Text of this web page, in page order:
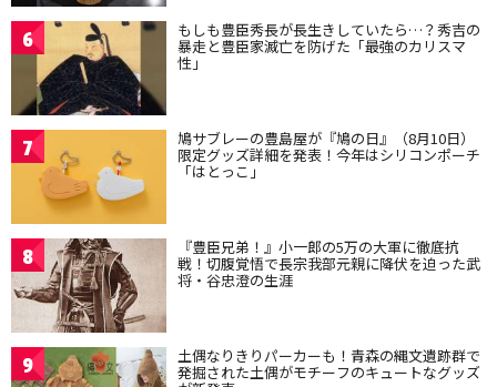
6 もしも豊臣秀長が長生きしていたら…？秀吉の
暴走と豊臣家滅亡を防げた「最強のカリスマ
性」
7 鳩サブレーの豊島屋が『鳩の日』（8月10日）
限定グッズ詳細を発表！今年はシリコンポーチ
「はとっこ」
8 『豊臣兄弟！』小一郎の5万の大軍に徹底抗
戦！切腹覚悟で長宗我部元親に降伏を迫った武
将・谷忠澄の生涯
9 土偶なりきりパーカーも！青森の縄文遺跡群で
発掘された土偶がモチーフのキュートなグッズ